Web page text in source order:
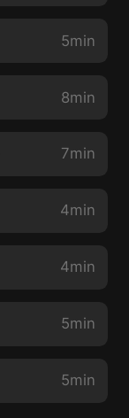
5min
8min
7min
4min
4min
5min
5min